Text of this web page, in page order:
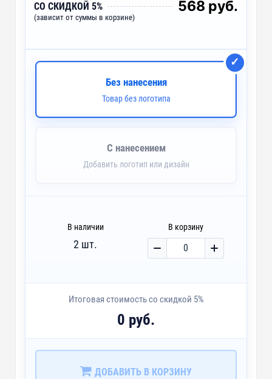
СО СКИДКОЙ 5%
(зависит от суммы в корзине)
568 руб.
Без нанесения
Товар без логотипа
С нанесением
Добавить логотип или дизайн
В наличии В корзину
2 шт.
Итоговая стоимость со скидкой 5%
0 руб.
ДОБАВИТЬ В КОРЗИНУ